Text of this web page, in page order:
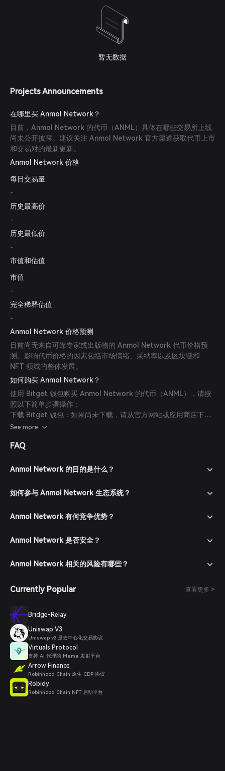
暂无数据
Projects Announcements
在哪里买 Anmol Network？
目前，Anmol Network 的代币（ANML）具体在哪些交易所上线
尚未公开披露。建议关注 Anmol Network 官方渠道获取代币上市
和交易对的最新更新。
Anmol Network 价格
每日交易量
-
历史最高价
-
历史最低价
-
市值和估值
市值
-
完全稀释估值
-
Anmol Network 价格预测
目前尚无来自可靠专家或出版物的 Anmol Network 代币价格预
测。影响代币价格的因素包括市场情绪、采纳率以及区块链和
NFT 领域的整体发展。
如何购买 Anmol Network？
使用 Bitget 钱包购买 Anmol Network 的代币（ANML），请按
照以下简单步骤操作：
下载 Bitget 钱包：如果尚未下载，请从官方网站或应用商店下载
安装 Bitget 钱包应用。
保护账户安全。
货币，将资金存入 Bitget 钱包。
可用交易对。
下单购买：选择所需交易对（如 ANML/USDT），输入购买数量
See more
FAQ
Anmol Network 的目的是什么？
如何参与 Anmol Network 生态系统？
Anmol Network 有何竞争优势？
Anmol Network 是否安全？
Anmol Network 相关的风险有哪些？
Currently Popular 查看更多 >
Bridge-Relay
Uniswap V3
Uniswap v3 是去中心化交易协议
Virtuals Protocol
支持 AI 代理的 Meme 发射平台
Arrow Finance
Robinhood Chain 原生 CDP 协议
Robidy
Robinhood Chain NFT 启动平台